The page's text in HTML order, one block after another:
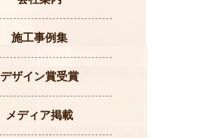
施工事例集
デザイン賞受賞
メディア掲載